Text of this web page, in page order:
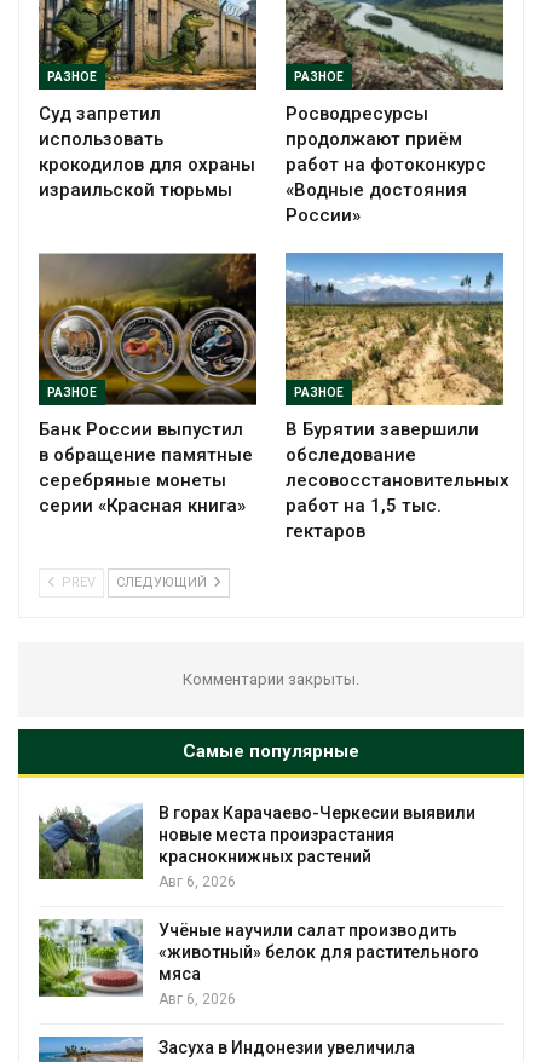
РАЗНОЕ
Суд запретил
использовать
крокодилов для охраны
израильской тюрьмы
РАЗНОЕ
Росводресурсы
продолжают приём
работ на фотоконкурс
«Водные достояния
России»
РАЗНОЕ
Банк России выпустил
в обращение памятные
серебряные монеты
серии «Красная книга»
РАЗНОЕ
В Бурятии завершили
обследование
лесовосстановительных
работ на 1,5 тыс.
гектаров
PREV СЛЕДУЮЩИЙ
Комментарии закрыты.
Самые популярные
В горах Карачаево-Черкесии выявили
новые места произрастания
краснокнижных растений
Авг 6, 2026
Учёные научили салат производить
«животный» белок для растительного
мяса
Авг 6, 2026
Засуха в Индонезии увеличила